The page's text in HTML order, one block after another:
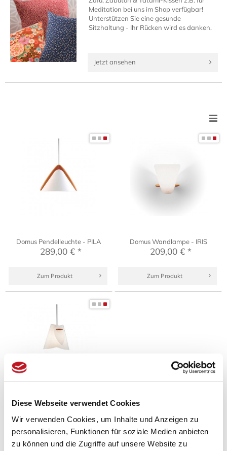
Diese Webseite verwendet Cookies
Wir verwenden Cookies, um Inhalte und Anzeigen zu
personalisieren, Funktionen für soziale Medien anbieten
zu können und die Zugriffe auf unsere Website zu
Meditation bei uns im Shop verfügbar!
Unterstützen Sie eine gesunde
Sitzhaltung - Ihr Rücken wird es danken.
Jetzt ansehen
Domus Pendelleuchte - PILA
289,00 € *
Zum Produkt
Domus Wandlampe - IRIS
209,00 € *
Zum Produkt
Domus Pendelleuchte - IRIS
229,00 € *
Zum Produkt